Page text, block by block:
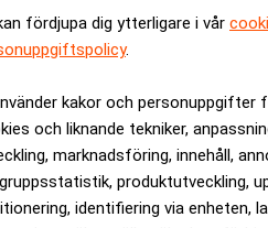
fördjupa dig ytterligare i vår
.
kakor och personuppgifter
och liknande tekniker,
marknadsföring, innehåll,
produktutveckling,
identifiering via enheten,